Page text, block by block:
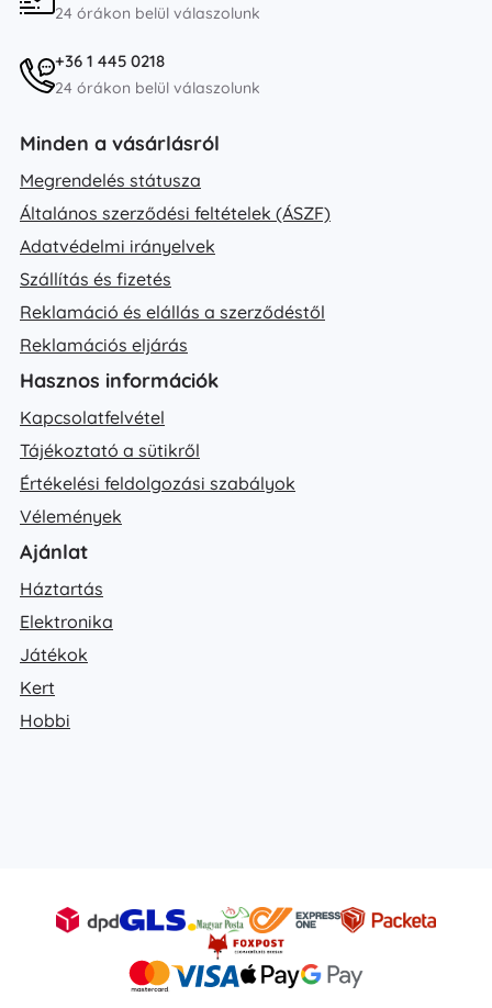
24 órákon belül válaszolunk
+36 1 445 0218
24 órákon belül válaszolunk
Minden a vásárlásról
Megrendelés státusza
Általános szerződési feltételek (ÁSZF)
Adatvédelmi irányelvek
Szállítás és fizetés
Reklamáció és elállás a szerződéstől
Reklamációs eljárás
Hasznos információk
Kapcsolatfelvétel
Tájékoztató a sütikről
Értékelési feldolgozási szabályok
Vélemények
Ajánlat
Háztartás
Elektronika
Játékok
Kert
Hobbi